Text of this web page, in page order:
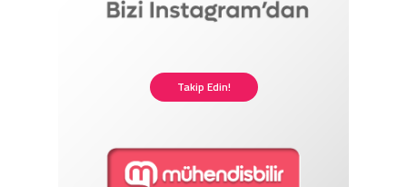
Takip Edin!